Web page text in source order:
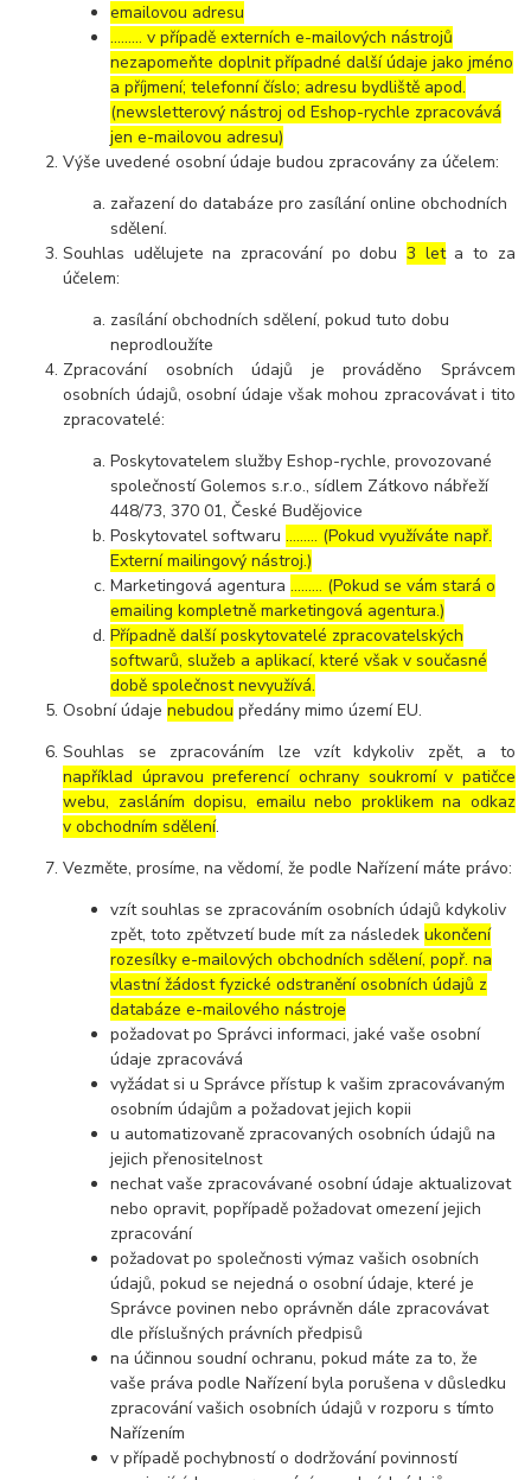
emailovou adresu
……… v případě externích e-mailových nástrojů
nezapomeňte doplnit případné další údaje jako jméno
a příjmení; telefonní číslo; adresu bydliště apod.
(newsletterový nástroj od Eshop-rychle zpracovává
jen e-mailovou adresu)
Výše uvedené osobní údaje budou zpracovány za účelem:
zařazení do databáze pro zasílání online obchodních
sdělení.
Souhlas udělujete na zpracování po dobu3 leta to za
účelem:
zasílání obchodních sdělení, pokud tuto dobu
neprodloužíte
Zpracování osobních údajů je prováděno Správcem
osobních údajů, osobní údaje však mohou zpracovávat i tito
zpracovatelé:
Poskytovatelem služby Eshop-rychle, provozované
společností Golemos s.r.o., sídlem Zátkovo nábřeží
448/73, 370 01, České Budějovice
Poskytovatel softwaru……… (Pokud využíváte např.
Externí mailingový nástroj.)
Marketingová agentura……… (Pokud se vám stará o
emailing kompletně marketingová agentura.)
Případně další poskytovatelé zpracovatelských
softwarů, služeb a aplikací, které však v současné
době společnost nevyužívá.
Osobní údajenebudou předány mimo území EU.
Souhlas se zpracováním lze vzít kdykoliv zpět, a to
například úpravou preferencí ochrany soukromí v patičce
webu, zasláním dopisu, emailu nebo proklikem na odkaz
v obchodním sdělení.
Vezměte, prosíme, na vědomí, že podle Nařízení máte právo:
vzít souhlas se zpracováním osobních údajů kdykoliv
zpět, toto zpětvzetí bude mít za následekukončení
rozesílky e-mailových obchodních sdělení, popř. na
vlastní žádost fyzické odstranění osobních údajů z
databáze e-mailového nástroje
požadovat po Správci informaci, jaké vaše osobní
údaje zpracovává
vyžádat si u Správce přístup k vašim zpracovávaným
osobním údajům a požadovat jejich kopii
u automatizovaně zpracovaných osobních údajů na
jejich přenositelnost
nechat vaše zpracovávané osobní údaje aktualizovat
nebo opravit, popřípadě požadovat omezení jejich
zpracování
požadovat po společnosti výmaz vašich osobních
údajů, pokud se nejedná o osobní údaje, které je
Správce povinen nebo oprávněn dále zpracovávat
dle příslušných právních předpisů
na účinnou soudní ochranu, pokud máte za to, že
vaše práva podle Nařízení byla porušena v důsledku
zpracování vašich osobních údajů v rozporu s tímto
Nařízením
v případě pochybností o dodržování povinností